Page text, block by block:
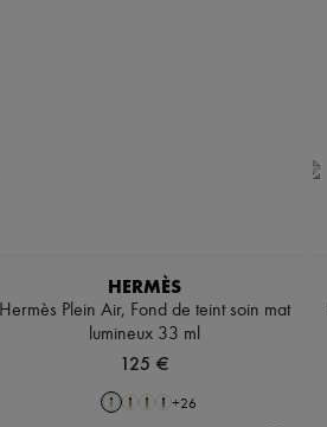
HERMÈS
Hermès Plein Air, Fond de teint soin mat
lumineux 33 ml
125 €
+26